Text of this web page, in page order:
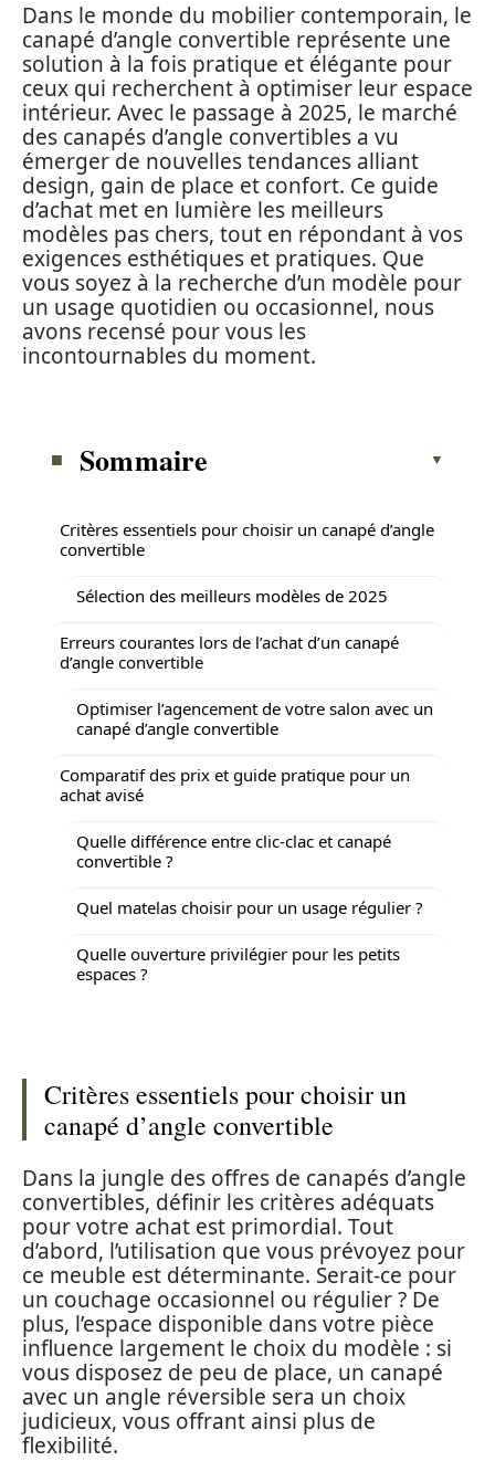
Dans le monde du mobilier contemporain, le
canapé d’angle convertible représente une
solution à la fois pratique et élégante pour
ceux qui recherchent à optimiser leur espace
intérieur. Avec le passage à 2025, le marché
des canapés d’angle convertibles a vu
émerger de nouvelles tendances alliant
design, gain de place et confort. Ce guide
d’achat met en lumière les meilleurs
modèles pas chers, tout en répondant à vos
exigences esthétiques et pratiques. Que
vous soyez à la recherche d’un modèle pour
un usage quotidien ou occasionnel, nous
avons recensé pour vous les
incontournables du moment.
Sommaire
Critères essentiels pour choisir un canapé d’angle
convertible
Sélection des meilleurs modèles de 2025
Erreurs courantes lors de l’achat d’un canapé
d’angle convertible
Optimiser l’agencement de votre salon avec un
canapé d’angle convertible
Comparatif des prix et guide pratique pour un
achat avisé
Quelle différence entre clic-clac et canapé
convertible ?
Quel matelas choisir pour un usage régulier ?
Quelle ouverture privilégier pour les petits
espaces ?
Critères essentiels pour choisir un
canapé d’angle convertible
Dans la jungle des offres de canapés d’angle
convertibles, définir les critères adéquats
pour votre achat est primordial. Tout
d’abord, l’utilisation que vous prévoyez pour
ce meuble est déterminante. Serait-ce pour
un couchage occasionnel ou régulier ? De
plus, l’espace disponible dans votre pièce
influence largement le choix du modèle : si
vous disposez de peu de place, un canapé
avec un angle réversible sera un choix
judicieux, vous offrant ainsi plus de
flexibilité.